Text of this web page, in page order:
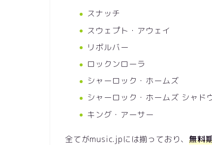
スナッチ
スウェプト・アウェイ
リボルバー
ロックンローラ
シャーロック・ホームズ
シャーロック・ホームズ シャド
キング・アーサー
全てがmusic.jpには揃っており、無料